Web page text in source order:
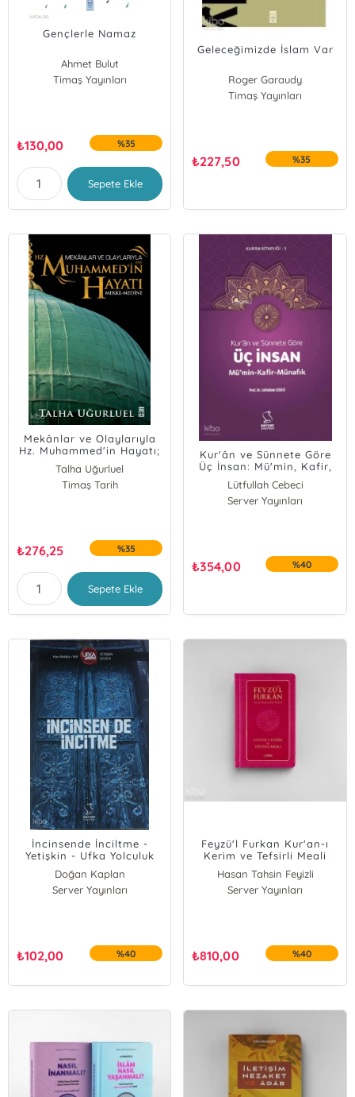
Gençlerle Namaz
Ahmet Bulut
Timaş Yayınları
₺130,00 %35
Sepete Ekle
Geleceğimizde İslam Var
Roger Garaudy
Timaş Yayınları
₺227,50 %35
Mekânlar ve Olaylarıyla
Hz. Muhammed'in Hayatı;
Mekke-Medine
Talha Uğurluel
Timaş Tarih
₺276,25 %35
Sepete Ekle
Kur'ân ve Sünnete Göre
Üç İnsan: Mü'min, Kafir,
Münafık
Lütfullah Cebeci
Server Yayınları
₺354,00 %40
İncinsende İnciltme -
Yetişkin - Ufka Yolculuk
Doğan Kaplan
Server Yayınları
₺102,00 %40
Feyzü'l Furkan Kur'an-ı
Kerim ve Tefsirli Meali
(Sempatik Cep Boy -
Ciltli) Pembe
Hasan Tahsin Feyizli
Server Yayınları
₺810,00 %40